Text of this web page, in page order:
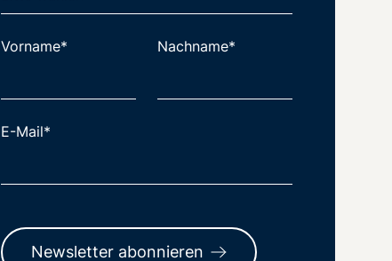
Vorname* Nachname*
E-Mail*
Newsletter abonnieren